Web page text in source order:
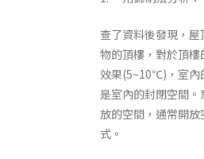
查了資料後發現，
物的頂樓，對於頂
效果(5~10℃)，室內
是室內的封閉空間
放的空間，通常開
式。